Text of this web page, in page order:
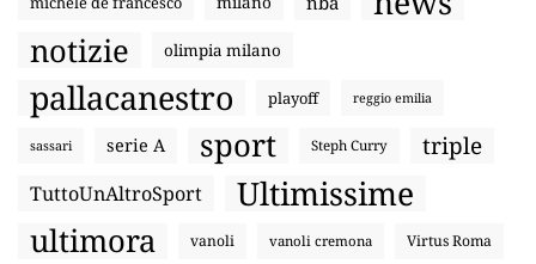
notizie olimpia milano
pallacanestro playoff reggio emilia
sassari serie A sport Steph Curry triple
TuttoUnAltroSport Ultimissime
ultimora vanoli vanoli cremona Virtus Roma